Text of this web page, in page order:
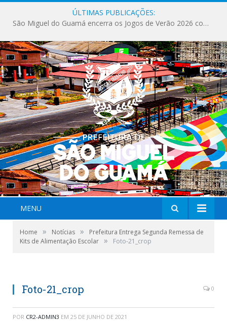
ÚLTIMAS PUBLICAÇÕES:
Milhares de fiéis tomam as ruas de São Miguel do Guamá em uma grande celebração de fé na Marcha para Jesus 2026.
MENU
Home » Notícias »
Prefeitura Entrega Segunda Remessa de
Kits de Alimentação Escolar » Foto-21_crop
Foto-21_crop 0
POR CR2-ADMIN3 EM 25 DE JUNHO DE 2021